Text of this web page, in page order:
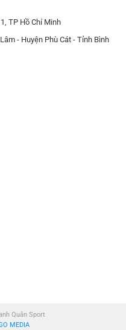
TP Hồ Chí Minh
- Huyện Phù Cát - Tỉnh Bình
Quân Sport
MEDIA